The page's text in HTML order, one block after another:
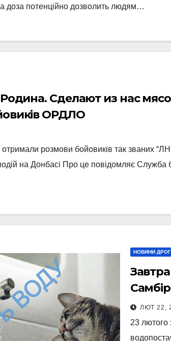
доза потенційно дозволить людям…
Родина. Сделают из нас
ОРДЛО
розмови бойовиків так званих
на Донбасі Про це повідомляє Служба
НОВИНИ
ЛЮТ 22,
23 лютого